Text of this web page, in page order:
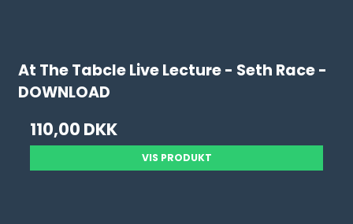
At The Tabcle Live Lecture - Seth Race -
DOWNLOAD
110,00 DKK
VIS PRODUKT